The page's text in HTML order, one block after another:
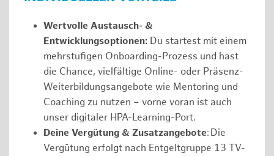
Wertvolle Austausch- &
Entwicklungsoptionen: Du startest mit einem
mehrstufigen Onboarding-Prozess und hast
die Chance, vielfältige Online- oder Präsenz-
Weiterbildungsangebote wie Mentoring und
Coaching zu nutzen – vorne voran ist auch
unser digitaler HPA-Learning-Port.
Deine Vergütung & Zusatzangebote: Die
Vergütung erfolgt nach Entgeltgruppe 13 TV-